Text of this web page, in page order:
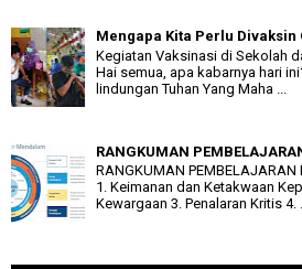
Mengapa Kita Perlu Divaksin
Kegiatan Vaksinasi di Sekolah
Hai semua, apa kabarnya hari
lindungan Tuhan Yang Maha ...
RANGKUMAN
RANGKUMAN
1. Keimanan dan Ketakwaan
Kewargaan 3. Penalaran Kritis 4.